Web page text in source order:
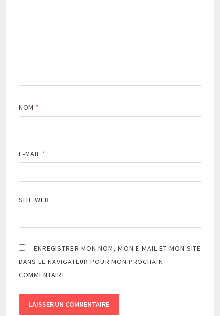
NOM *
E-MAIL *
SITE WEB
ENREGISTRER MON NOM, MON E-MAIL ET MON SITE
DANS LE NAVIGATEUR POUR MON PROCHAIN
COMMENTAIRE.